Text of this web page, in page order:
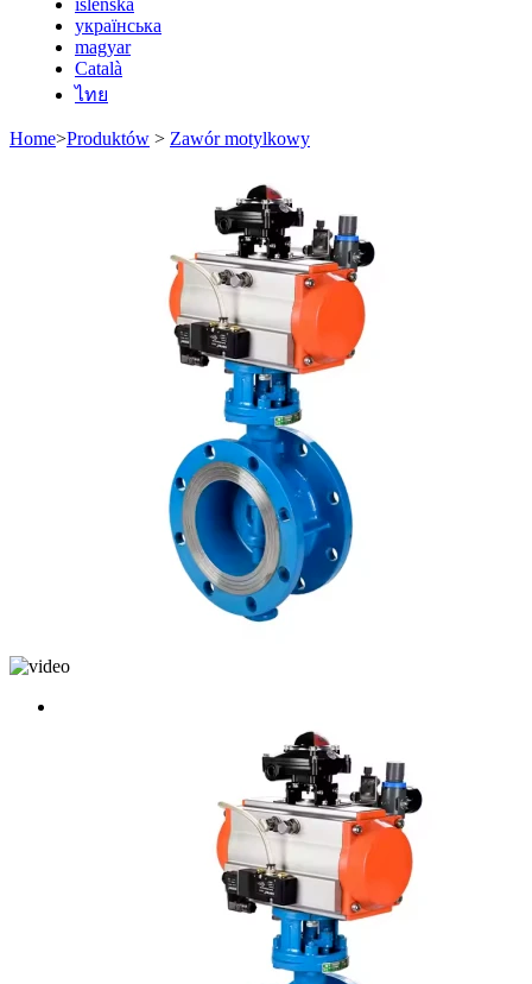
íslenska
українська
magyar
Català
ไทย
Home>Produktów > Zawór motylkowy